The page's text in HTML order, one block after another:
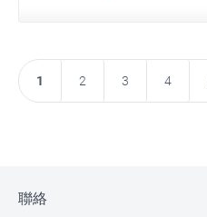
1 2 3 4
聯絡